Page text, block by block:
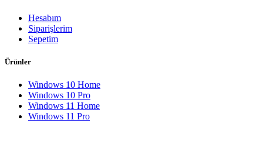
Hesabım
Siparişlerim
Sepetim
Ürünler
Windows 10 Home
Windows 10 Pro
Windows 11 Home
Windows 11 Pro